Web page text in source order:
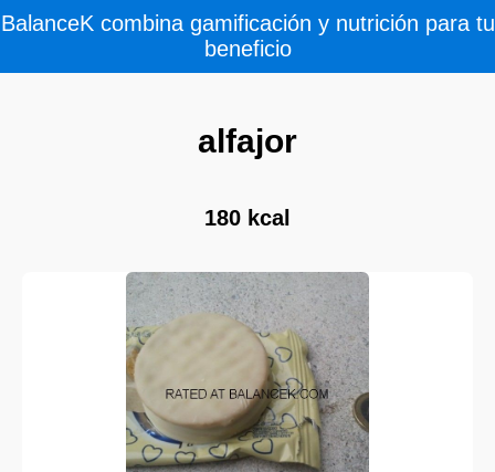
BalanceK combina gamificación y nutrición para tu
beneficio
alfajor
180 kcal